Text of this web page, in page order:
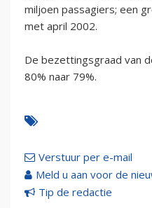
miljoen passagiers; een
met april 2002.
De bezettingsgraad van
80% naar 79%.
Verstuur per e-mail
Meld u aan voor de
Tip de redactie